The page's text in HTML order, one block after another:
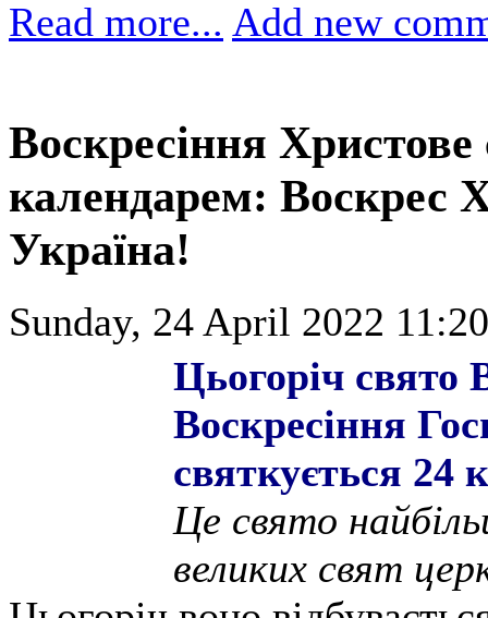
Read more... Add new
Воскресіння
календарем: Воскрес
Україна!
Sunday, 24 April 2022
Цьогоріч
Воскресіння
святкується 24
Це свято
великих свят